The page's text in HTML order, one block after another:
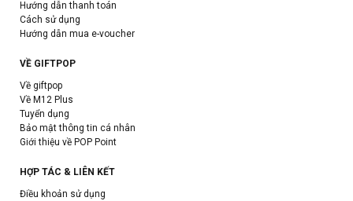
Hướng dẫn thanh toán
Cách sử dụng
Hướng dẫn mua e-voucher
VỀ GIFTPOP
Về giftpop
Về M12 Plus
Tuyển dụng
Bảo mật thông tin cá nhân
Giới thiệu về POP Point
HỢP TÁC & LIÊN KẾT
Điều khoản sử dụng